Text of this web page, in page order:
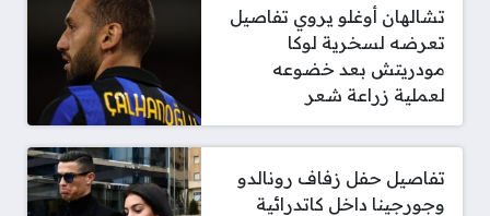
تشالهان أوغلو يروي تفاصيل
تعرضه لسخرية لوكا
مودريتش بعد خضوعه
لعملية زراعة شعر
تفاصيل حفل زفاف رونالدو
وجورجينا داخل كاتدرائية